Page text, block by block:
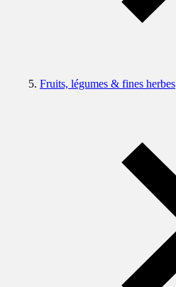
Fruits, légumes & fines herbes